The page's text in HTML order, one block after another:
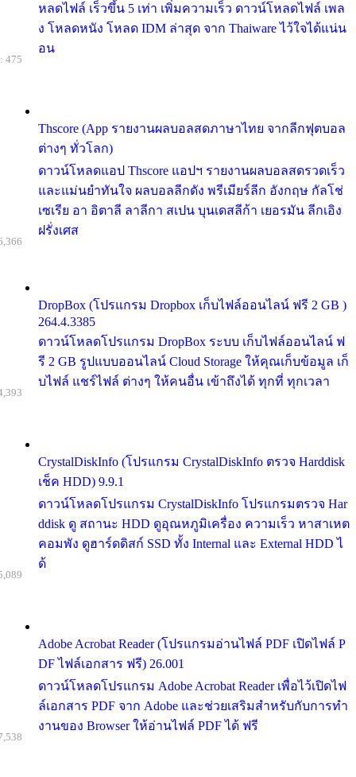
หลดไฟล์ เร็วขึ้น 5 เท่า เพิ่มความเร็ว ดาวน์โหลดไฟล์ เพล
ง โหลดหนัง โหลด IDM ล่าสุด จาก Thaiware ไว้ใจได้แน่น
อน
Thscore (App รายงานผลบอลสดภาษาไทย จากลีกฟุตบอล
ต่างๆ ทั่วโลก)
ดาวน์โหลดแอป Thscore แอปฯ รายงานผลบอลสดรวดเร็ว
และแม่นยำทันใจ ผลบอลลีกดัง พรีเมียร์ลีก อังกฤษ กัลโช่
เซเรีย อา อิตาลี ลาลีกา สเปน บุนเดสลีก้า เยอรมัน ลีกเอิง
ฝรั่งเศส
475
DropBox (โปรแกรม Dropbox เก็บไฟล์ออนไลน์ ฟรี 2 GB )
264.4.3385
ดาวน์โหลดโปรแกรม DropBox ระบบ เก็บไฟล์ออนไลน์ ฟ
รี 2 GB รูปแบบออนไลน์ Cloud Storage ให้คุณเก็บข้อมูล เก็
บไฟล์ แชร์ไฟล์ ต่างๆ ให้คนอื่น เข้าถึงได้ ทุกที่ ทุกเวลา
CrystalDiskInfo (โปรแกรม CrystalDiskInfo ตรวจ Harddisk
เช็ค HDD) 9.9.1
ดาวน์โหลดโปรแกรม CrystalDiskInfo โปรแกรมตรวจ Har
ddisk ดู สถานะ HDD ดูอุณหภูมิเครื่อง ความเร็ว หาสาเหต
คอมพัง ดูฮาร์ดดิสก์ SSD ทั้ง Internal และ External HDD ไ
ด้
Adobe Acrobat Reader (โปรแกรมอ่านไฟล์ PDF เปิดไฟล์ P
DF ไฟล์เอกสาร ฟรี) 26.001
ดาวน์โหลดโปรแกรม Adobe Acrobat Reader เพื่อไว้เปิดไฟ
ล์เอกสาร PDF จาก Adobe และช่วยเสริมสำหรับกับการทำ
งานของ Browser ให้อ่านไฟล์ PDF ได้ ฟรี